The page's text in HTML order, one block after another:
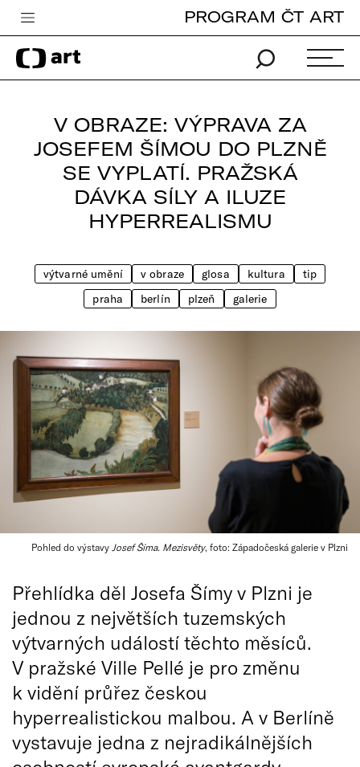
Česká televize
Zpravodajství
iVysílání
TV program
Vše o ČT
PROGRAM ČT ART
V OBRAZE: VÝPRAVA ZA
JOSEFEM ŠÍMOU DO PLZNĚ
SE VYPLATÍ. PRAŽSKÁ
DÁVKA SÍLY A ILUZE
HYPERREALISMU
výtvarné umění v obraze glosa kultura
tip
praha
berlín plzeň galerie
Pohled do výstavy Josef Šíma. Mezisvěty, foto: Západočeská galerie v Plzni
Přehlídka děl Josefa Šímy v Plzni je
jednou z největších tuzemských
výtvarných událostí těchto měsíců.
V pražské Ville Pellé je pro změnu
k vidění průřez českou
hyperrealistickou malbou. A v Berlíně
vystavuje jedna z nejradikálnějších